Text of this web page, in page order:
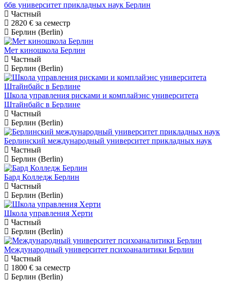
ббв университет прикладных наук Берлин
Частный
2820 € за семестр
Берлин (Berlin)
Мет киношкола Берлин
Частный
Берлин (Berlin)
Школа управления рисками и комплайэнс университета
Штайнбайс в Берлине
Частный
Берлин (Berlin)
Берлинский международный университет прикладных наук
Частный
Берлин (Berlin)
Бард Колледж Берлин
Частный
Берлин (Berlin)
Школа управления Херти
Частный
Берлин (Berlin)
Международный университет психоаналитики Берлин
Частный
1800 € за семестр
Берлин (Berlin)